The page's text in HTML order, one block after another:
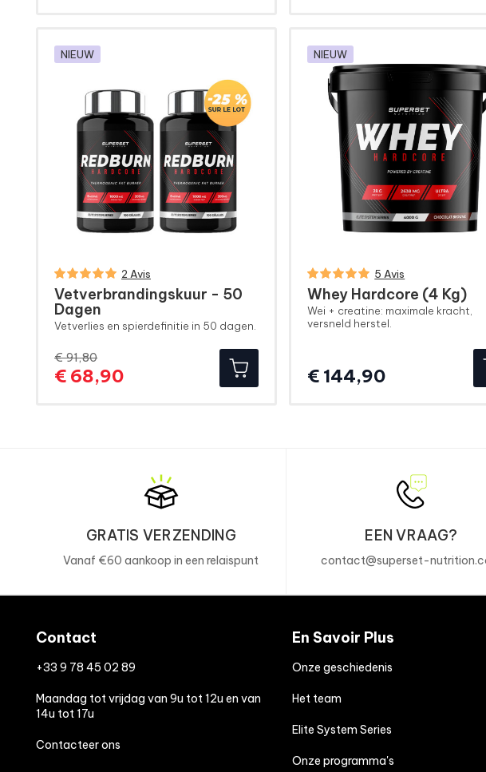
NIEUW
2 Avis
Vetverbrandingskuur - 50
Dagen
Vetverlies en spierdefinitie in 50 dagen.
€ 91,80
€ 68,90Normale
Prijs
NIEUW
5 Avis
Whey Hardcore (4 Kg)
Wei + creatine: maximale kracht,
versneld herstel.
€ 144,90Prijs
GRATIS VERZENDING
Vanaf €60 aankoop in een relaispunt
EEN VRAAG?
contact@superset-
Contact
+33 9 78 45 02 89
Maandag tot vrijdag van 9u tot 12u en van
14u tot 17u
Contacteer ons
En Savoir Plus
Onze geschiedenis
Het team
Elite System Series
Onze programma's